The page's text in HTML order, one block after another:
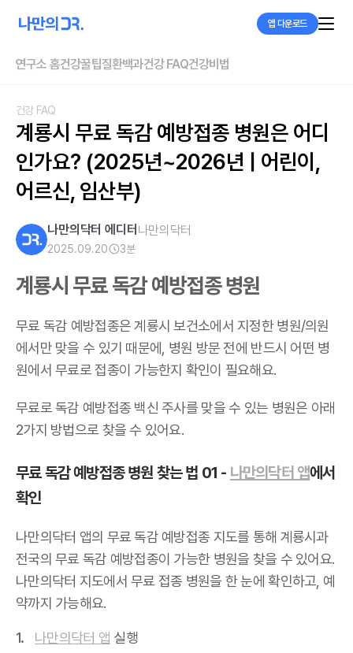
앱 다운로드
연구소 홈건강꿀팁질환백과건강 FAQ건강비법
건강 FAQ
계룡시 무료 독감 예방접종 병원은 어디
인가요? (2025년~2026년 | 어린이,
어르신, 임산부)
나만의닥터 에디터 나만의닥터
2025.09.20 3분
계룡시 무료 독감 예방접종 병원
무료 독감 예방접종은 계룡시 보건소에서 지정한 병원/의원
에서만 맞을 수 있기 때문에, 병원 방문 전에 반드시 어떤 병
원에서 무료로 접종이 가능한지 확인이 필요해요.
무료로 독감 예방접종 백신 주사를 맞을 수 있는 병원은 아래
2가지 방법으로 찾을 수 있어요.
무료 독감 예방접종 병원 찾는 법 01 - 나만의닥터 앱에서
확인
나만의닥터 앱의 무료 독감 예방접종 지도를 통해 계룡시과
전국의 무료 독감 예방접종이 가능한 병원을 찾을 수 있어요.
나만의닥터 지도에서 무료 접종 병원을 한 눈에 확인하고, 예
약까지 가능해요.
나만의닥터 앱 실행